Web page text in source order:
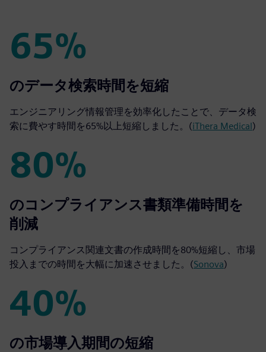
65%
65%
のデータ検索時間を短縮
エンジニアリング情報管理を効率化したことで、データ検
索に費やす時間を65%以上短縮しました。(iThera Medical)
80%
80%
のコンプライアンス書類準備時間を
削減
コンプライアンス関連文書の作成時間を80%短縮し、市場
投入までの時間を大幅に加速させました。(Sonova)
40%
40%
の市場導入期間の短縮